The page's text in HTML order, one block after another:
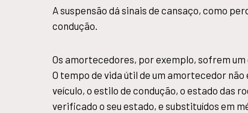
A suspensão dá sinais de cansaço, como
condução.
Os amortecedores, por exemplo, sofrem
O tempo de vida útil de um amortecedor
veículo, o estilo de condução, o estado das
verificado o seu estado, e substituídos em